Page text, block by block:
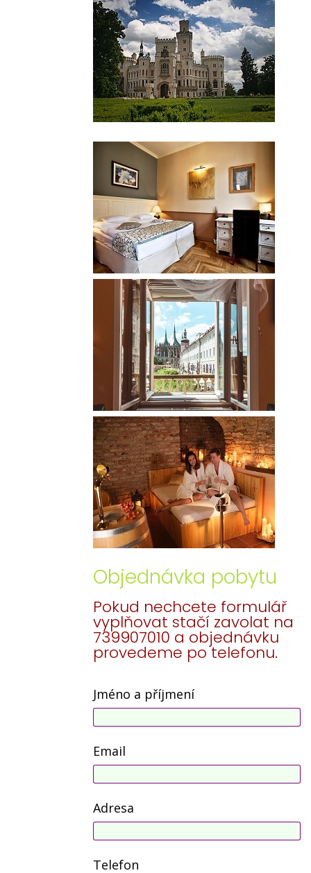
Objednávka pobytu
Pokud nechcete formulář
vyplňovat stačí zavolat na
739907010 a objednávku
provedeme po telefonu.
Jméno a příjmení
Email
Adresa
Telefon